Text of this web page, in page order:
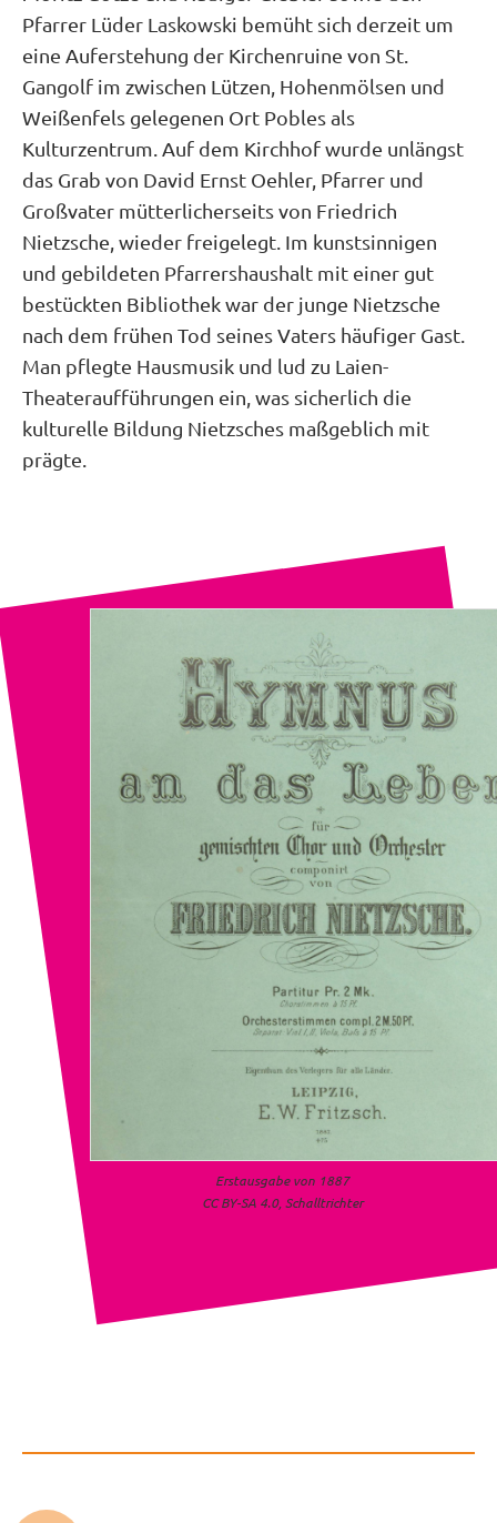
Pfarrer Lüder Laskowski bemüht sich derzeit um
eine Auferstehung der Kirchenruine von St.
Gangolf im zwischen Lützen, Hohenmölsen und
Weißenfels gelegenen Ort Pobles als
Kulturzentrum. Auf dem Kirchhof wurde unlängst
das Grab von David Ernst Oehler, Pfarrer und
Großvater mütterlicherseits von Friedrich
Nietzsche, wieder freigelegt. Im kunstsinnigen
und gebildeten Pfarrershaushalt mit einer gut
bestückten Bibliothek war der junge Nietzsche
nach dem frühen Tod seines Vaters häufiger Gast.
Man pflegte Hausmusik und lud zu Laien-
Theateraufführungen ein, was sicherlich die
kulturelle Bildung Nietzsches maßgeblich mit
prägte.
Erstausgabe von 1887
CC BY-SA 4.0, Schalltrichter